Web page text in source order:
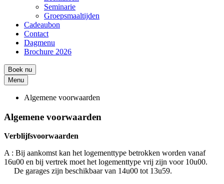
Seminarie
Groepsmaaltijden
Cadeaubon
Contact
Dagmenu
Brochure 2026
Boek nu
Menu
are
here
Algemene voorwaarden
Algemene voorwaarden
Verblijfsvoorwaarden
A : Bij aankomst kan het logementtype betrokken worden vanaf
16u00 en bij vertrek moet het logementtype vrij zijn voor 10u00.
De garages zijn beschikbaar van 14u00 tot 13u59.